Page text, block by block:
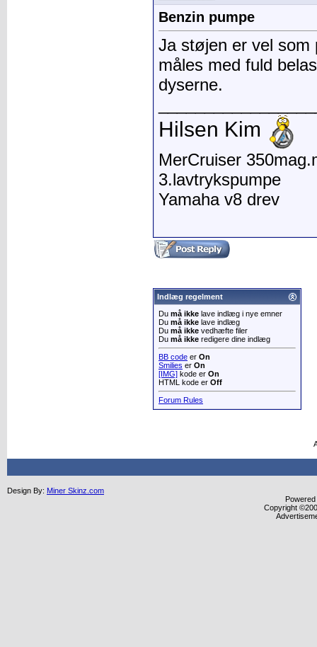
Benzin pumpe
Ja støjen er vel som
måles med fuld
dyserne.
Hilsen Kim
MerCruiser
3.lavtrykspumpe
Yamaha v8 drev
Indlæg regelment
Du må ikke lave indlæg i nye emner
Du må ikke lave indlæg
Du må ikke vedhæfte filer
Du må ikke redigere dine indlæg
BB code er On
Smilies er On
[IMG] kode er On
HTML kode er Off
Forum Rules
Design By: Miner Skinz.com
Copyright